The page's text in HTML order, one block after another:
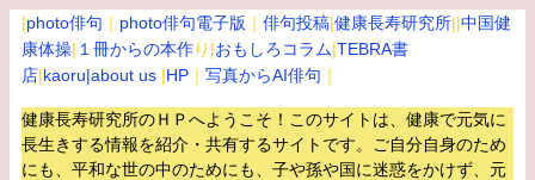
|photo俳句 ｜ photo俳句電子版 ｜ 俳句投稿|健康長寿研究所||中国健
康体操| １冊からの本作り|おもしろコラム|TEBRA書
店|kaoru|about us |HP ｜ 写真からAI俳句 ｜
健康長寿研究所のＨＰへようこそ！このサイトは、健康で元気に
長生きする情報を紹介・共有するサイトです。 ご自分自身のため
にも、平和な世の中のためにも、子や孫や国に迷惑をかけず、元